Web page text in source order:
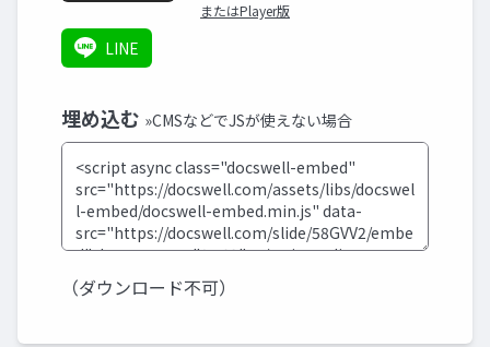
またはPlayer版
LINE
埋め込む »CMSなどでJSが使えない場合
（ダウンロード不可）